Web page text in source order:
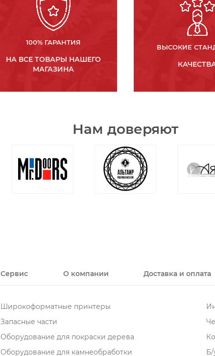
100% ГАРАНТИЯ
НА ВСЕ ТОВАРЫ НАШЕГО
МАГАЗИНА
ВЫСОКИЕ
Нам доверяют
Сервис О компании Доставка и оплата
Широкоформатные принтеры
Запасные части
Оборудование для покраски дерева
Оборудование для камнеобработки
Б/